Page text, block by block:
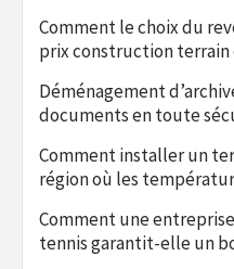
Comment le choix du
prix construction terrain
Déménagement
documents en toute
Comment installer un
région où les
Comment une
tennis garantit-elle un